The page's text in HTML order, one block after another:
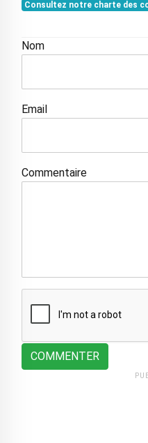
Consultez notre charte des
Nom
Email
Commentaire
COMMENTER